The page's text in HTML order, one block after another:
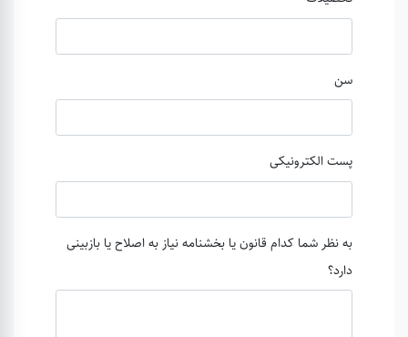
سن
پست الکترونیکی
به نظر شما کدام قانون یا بخشنامه نیاز به اصلاح یا بازبینی
دارد؟